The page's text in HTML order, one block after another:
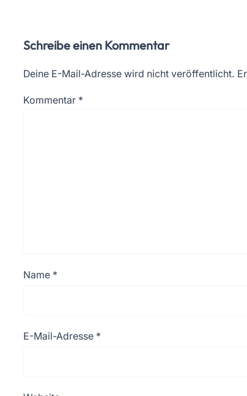
Schreibe einen Kommentar
Deine E-Mail-Adresse wird nicht veröffentlicht.
Kommentar *
Name *
E-Mail-Adresse *